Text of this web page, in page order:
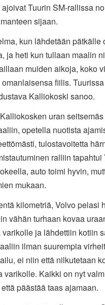
Tuurin SM-rallissa
sijaan.
kun lähdetään pätkälle
ja heti kun tullaan maalin
muiden aikoja, koko
fiilis.
Kalliokoski sanoo.
uran
opetella nuotista
tulostavoitetta
ralliin tapahtui
auto toimi hyvin,
mukaan.
kilometriä, Volvo pelasi
vähän turhaan kovaa
ja lähdettiin kotiin
ilman suurempia
ei niin että nilkutetaan
varikolle. Kaikki on nyt
päästää taas ajamaan.